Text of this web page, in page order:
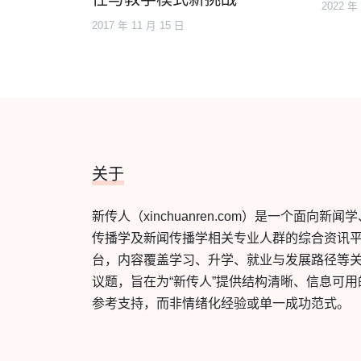
2017 年 11 月 15 日
2022 年
关于
新传人（xinchuanren.com）是一个面向新闻学
传播学及新闻传播学相关专业人群的综合资讯
台，内容覆盖学习、升学、就业与发展路径等
议题，旨在为“新传人”提供结构清晰、信息可用
参考支持，而非情绪化经验或单一成功范式。